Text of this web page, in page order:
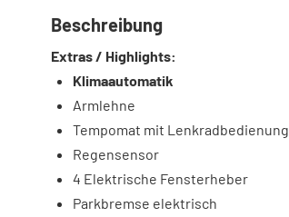
Beschreibung
Extras / Highlights:
Klimaautomatik
Armlehne
Tempomat mit Lenkradbedienung
Regensensor
4 Elektrische Fensterheber
Parkbremse elektrisch